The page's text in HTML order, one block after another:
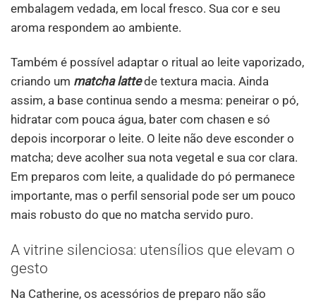
embalagem vedada, em local fresco. Sua cor e seu
aroma respondem ao ambiente.
Também é possível adaptar o ritual ao leite vaporizado,
criando um matcha lattede textura macia. Ainda
assim, a base continua sendo a mesma: peneirar o pó,
hidratar com pouca água, bater com chasen e só
depois incorporar o leite. O leite não deve esconder o
matcha; deve acolher sua nota vegetal e sua cor clara.
Em preparos com leite, a qualidade do pó permanece
importante, mas o perfil sensorial pode ser um pouco
mais robusto do que no matcha servido puro.
A vitrine silenciosa: utensílios que elevam o
gesto
Na Catherine, os acessórios de preparo não são